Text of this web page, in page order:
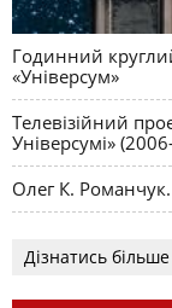
Годинний
«Універсум»
Телевізійний
Універсумі»
Олег К.
Дізнатись